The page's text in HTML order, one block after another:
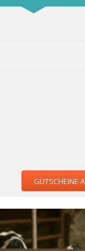
GUTSCHEINE